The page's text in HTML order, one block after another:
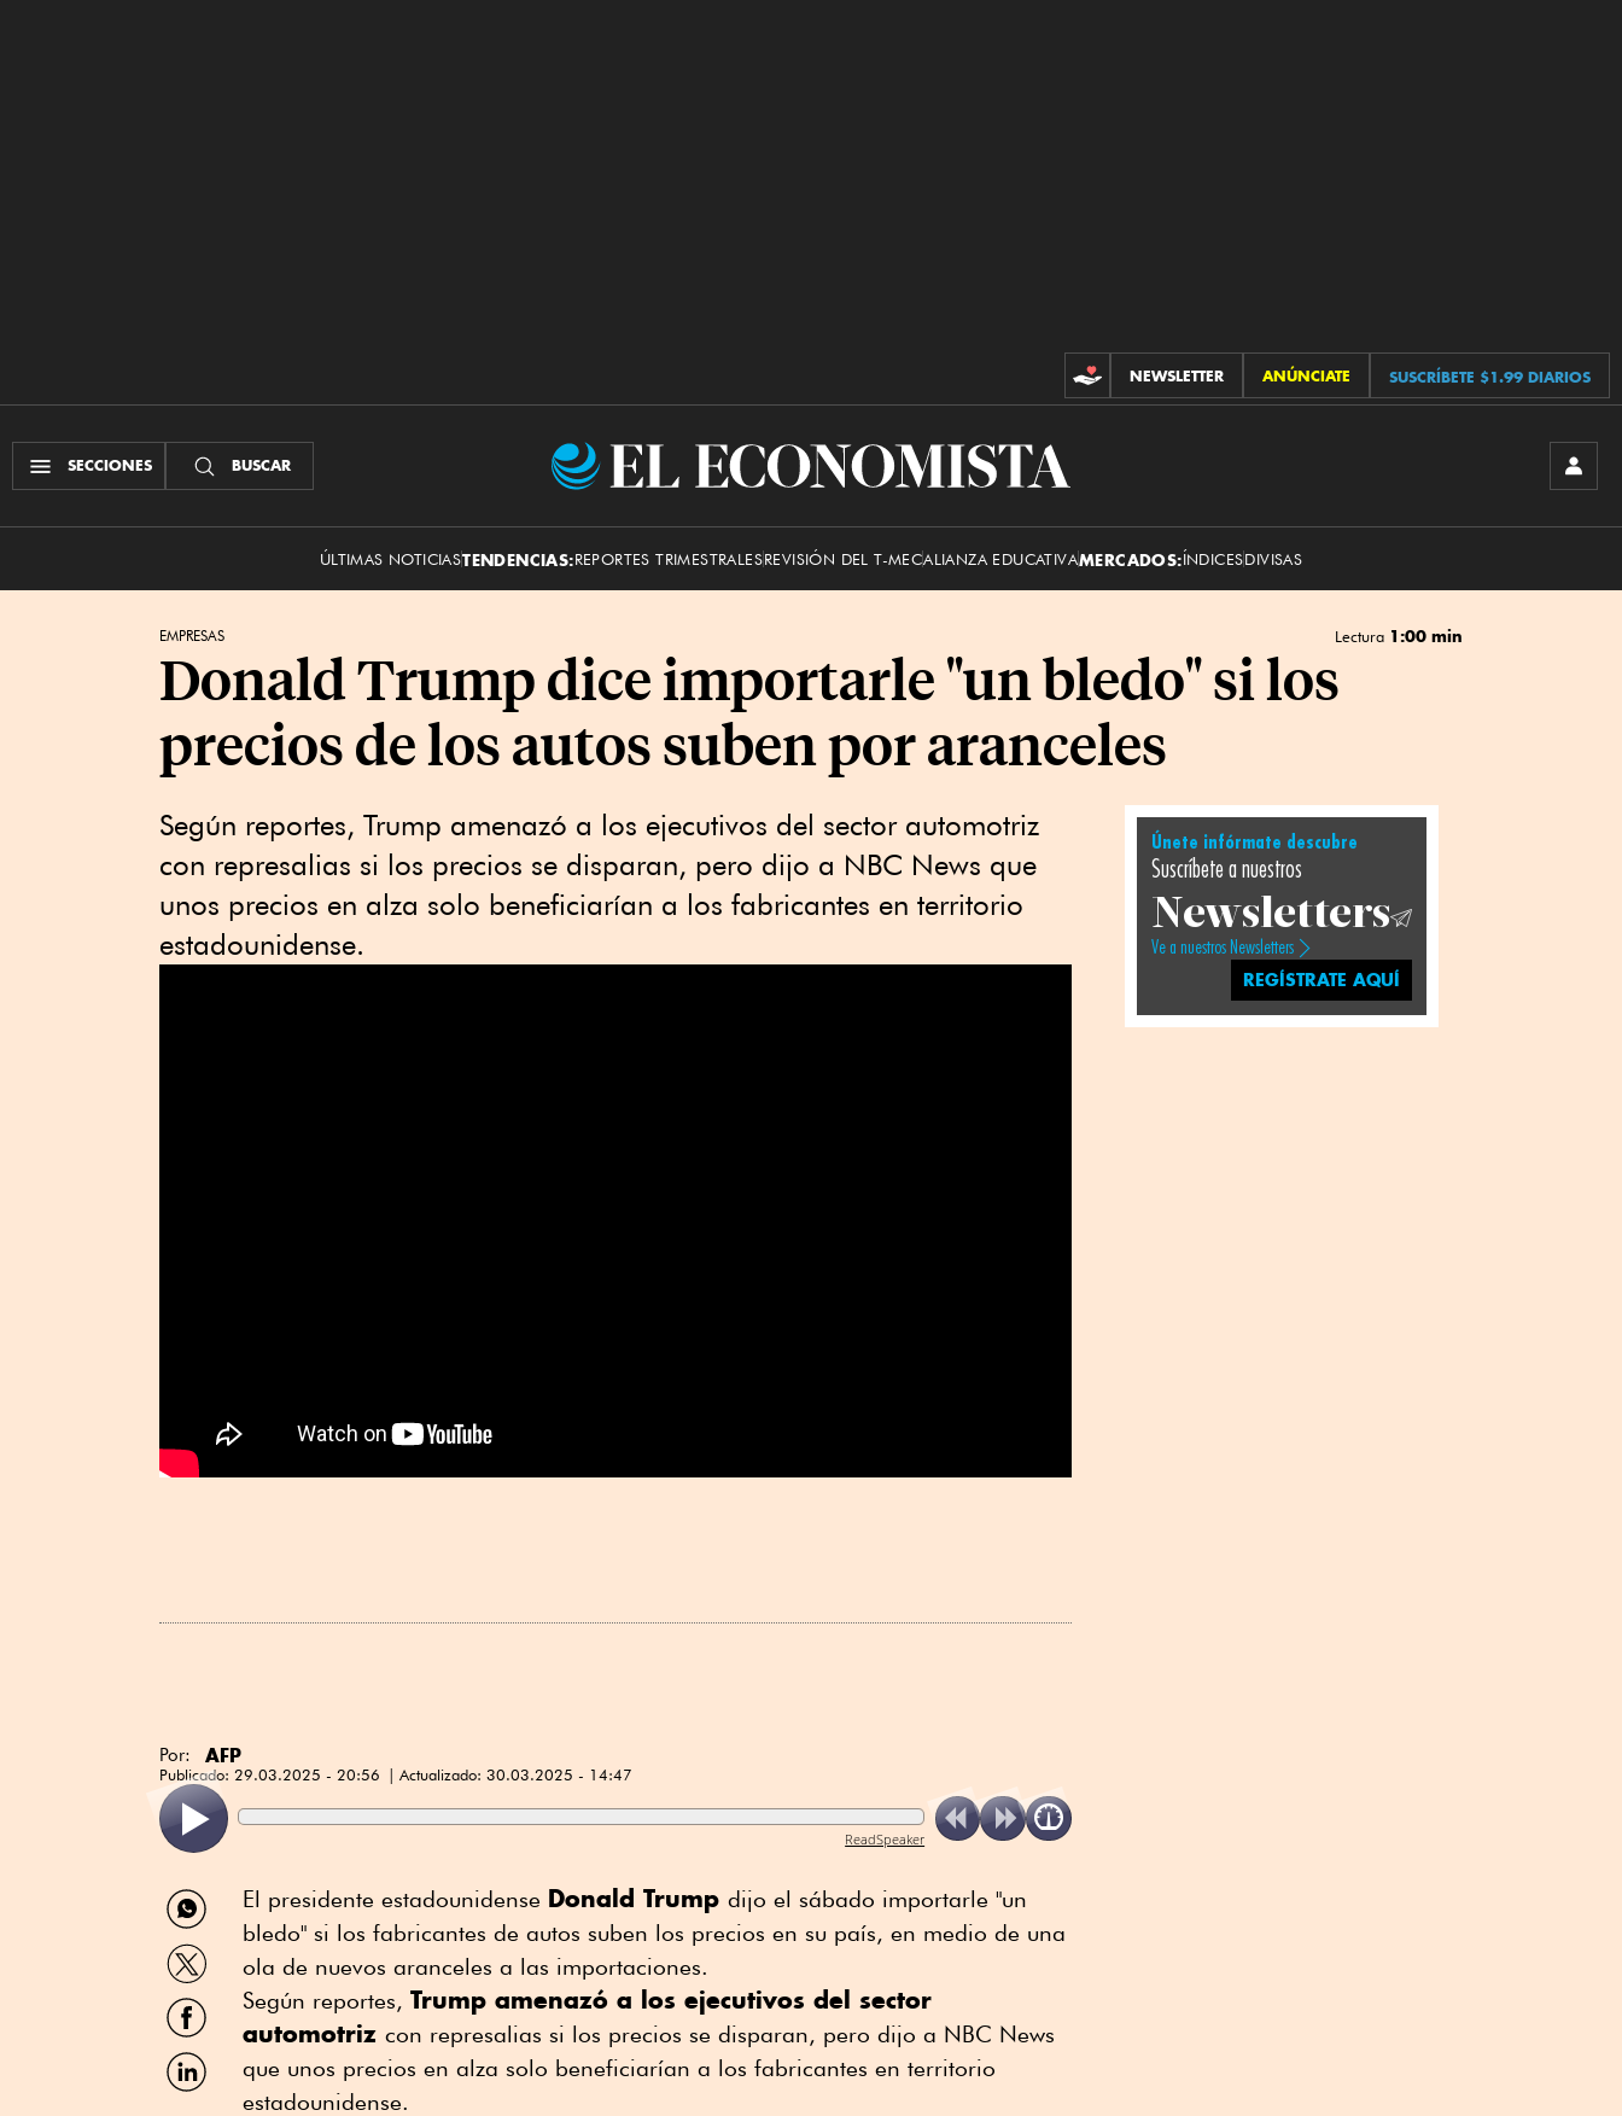
CONTRIBUCIONES
NEWSLETTER ANÚNCIATE SUSCRÍBETE $1.99 DIARIOS
SECCIONES BUSCAR
El
ÚLTIMAS NOTICIASTENDENCIAS:REPORTES TRIMESTRALESREVISIÓN DEL T-MECALIANZA EDUCATIVAMERCADOS:ÍNDICESDIVISAS
EMPRESAS Lectura 1:00 min
Donald Trump dice importarle "un bledo" si los
precios de los autos suben por aranceles
Según reportes, Trump amenazó a los ejecutivos del sector automotriz
con represalias si los precios se disparan, pero dijo a NBC News que
unos precios en alza solo beneficiarían a los fabricantes en territorio
estadounidense.
Por: AFP
Publicado: 29.03.2025 - 20:56 Actualizado: 30.03.2025 - 14:47
ReadSpeaker
Compartir
por
WhatsApp
Compartir
por
Twitter
Compartir
por
Facebook
Compartir
por
El presidente estadounidense Donald Trump dijo el sábado importarle "un
bledo" si los fabricantes de autos suben los precios en su país, en medio de una
ola de nuevos aranceles a las importaciones.
Según reportes, Trump amenazó a los ejecutivos del sector
automotriz con represalias si los precios se disparan, pero dijo a NBC News
que unos precios en alza solo beneficiarían a los fabricantes en territorio
estadounidense.
Únete infórmate descubre
Suscríbete a nuestros
Newsletters
Ve a nuestros Newsletters
REGÍSTRATE AQUÍ